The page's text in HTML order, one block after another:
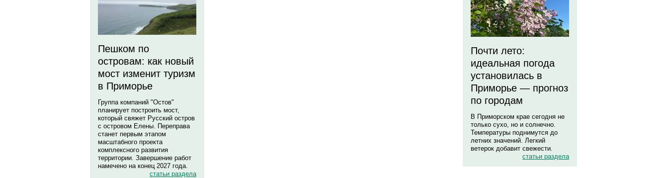
Пешком по
островам: как новый
мост изменит туризм
в Приморье
Группа компаний "Остов"
планирует построить мост,
который свяжет Русский остров
с островом Елены. Переправа
станет первым этапом
масштабного проекта
комплексного развития
территории. Завершение работ
намечено на конец 2027 года.
статьи раздела
Почти лето:
идеальная погода
установилась в
Приморье — прогноз
по городам
В Приморском крае сегодня не
только сухо, но и солнечно.
Температуры поднимутся до
летних значений. Легкий
ветерок добавит свежести.
статьи раздела